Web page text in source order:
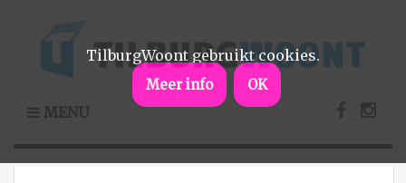
MENU
TilburgWoont gebruikt cookies.
Meer info OK